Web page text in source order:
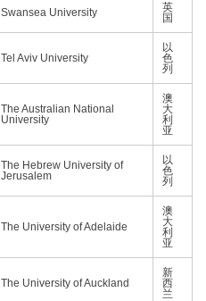
Swansea University
英
国
Tel Aviv University
以
色
列
The Australian National
University
澳
大
利
亚
The Hebrew University of
Jerusalem
以
色
列
The University of Adelaide
澳
大
利
亚
The University of Auckland
新
西
兰